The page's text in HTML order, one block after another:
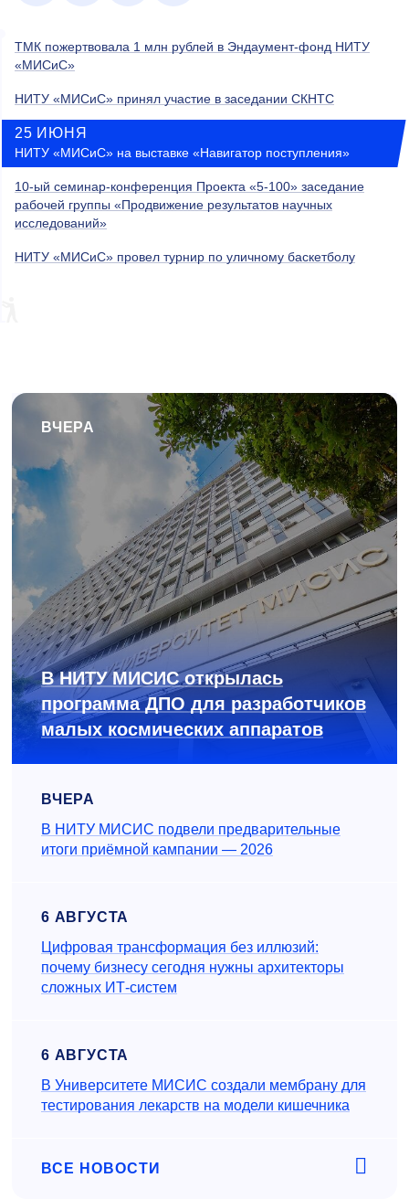
ТМК пожертвовала 1 млн рублей в Эндаумент-фонд НИТУ
«МИСиС»
НИТУ «МИСиС» принял участие в заседании СКНТС
25 ИЮНЯ
НИТУ «МИСиС» на выставке «Навигатор поступления»
10-ый семинар-конференция Проекта «5-100» заседание
рабочей группы «Продвижение результатов научных
исследований»
НИТУ «МИСиС» провел турнир по уличному баскетболу
ВЧЕРА
В НИТУ МИСИС открылась
программа ДПО для разработчиков
малых космических аппаратов
ВЧЕРА
В НИТУ МИСИС подвели предварительные
итоги приёмной кампании — 2026
6 АВГУСТА
Цифровая трансформация без иллюзий:
почему бизнесу сегодня нужны архитекторы
сложных ИТ-систем
6 АВГУСТА
В Университете МИСИС создали мембрану для
тестирования лекарств на модели кишечника
ВСЕ НОВОСТИ